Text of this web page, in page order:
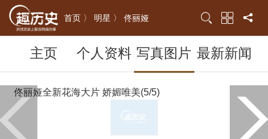
首页 〉 明星 〉 佟丽娅
主页 个人资料 写真图片 最新新闻
佟丽娅全新花海大片 娇媚唯美(5/5)